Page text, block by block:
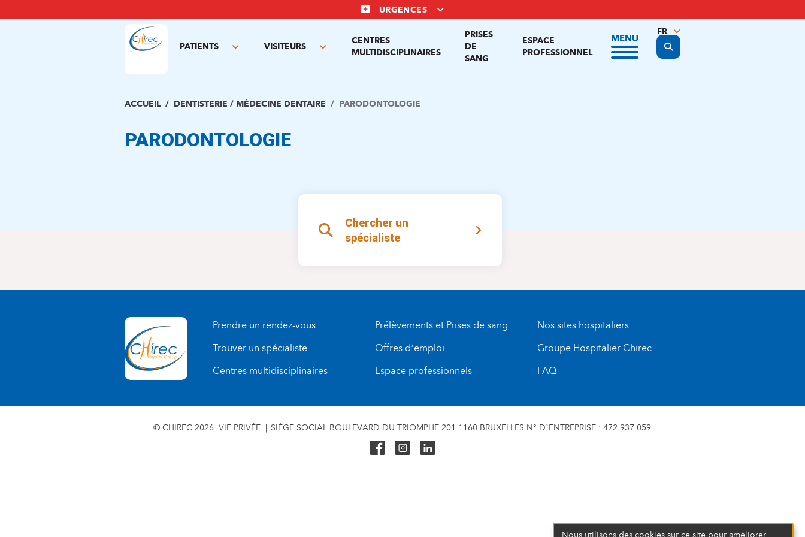
au
URGENCES
PATIENTS
Toggle
VISITEURS
Toggle
CENTRES
MULTIDISCIPLINAIRES
PRISES
DE
SANG
ESPACE
PROFESSIONNEL
MENU
Display the search form
FR
NL
EN
ACCUEIL DENTISTERIE / MÉDECINE DENTAIRE PARODONTOLOGIE
PARODONTOLOGIE
Chercher un
spécialiste
Prendre un rendez-vous
Trouver un spécialiste
Centres multidisciplinaires
Prélèvements et Prises de sang
Offres d’emploi
Espace professionnels
Nos sites hospitaliers
Groupe Hospitalier Chirec
FAQ
© CHIREC 2026 VIE PRIVÉE SIÈGE SOCIAL BOULEVARD DU TRIOMPHE 201 1160 BRUXELLES N° D’ENTREPRISE : 472 937 059
Nous utilisons des cookies sur ce site pour améliorer